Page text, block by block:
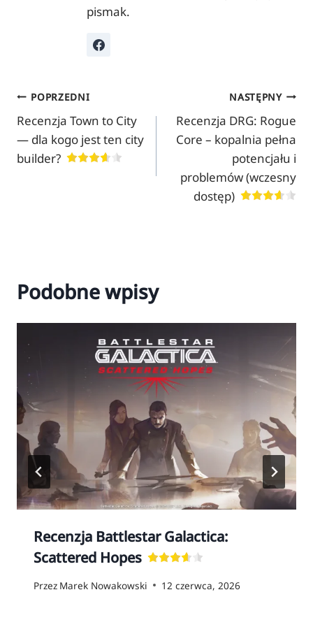
pismak.
Nawigacja
wpisu
POPRZEDNI
Recenzja Town to City
— dla kogo jest ten city
builder?
NASTĘPNY
Recenzja DRG: Rogue
Core – kopalnia pełna
potencjału i
problemów (wczesny
dostęp)
Podobne wpisy
Recenzja Battlestar Galactica:
Scattered Hopes
Przez Marek Nowakowski 12 czerwca, 2026